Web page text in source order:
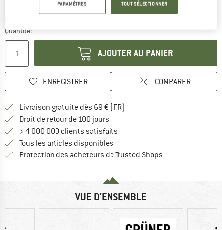
Quantité:
AJOUTER AU PANIER
ENREGISTRER COMPARER
Livraison gratuite dès 69 € (FR)
Droit de retour de 100 jours
> 4 000 000 clients satisfaits
Tous les articles disponibles
Protection des acheteurs de Trusted Shops
VUE D'ENSEMBLE
PARAMÈTRES TOUT SÉLECTIONNER